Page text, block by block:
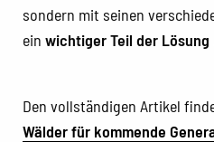
sondern mit seinen
ein wichtiger Teil der Lösung
Den vollständigen Artikel
Wälder für kommende